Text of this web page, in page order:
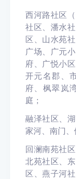
西河路社区
社区、潘水
区、山水苑
广场、广元
府、广悦小
开元名郡、
府、枫翠岚
庭；
融泽社区、
家河、南门、
回澜南苑社
北苑社区、
区、燕子河